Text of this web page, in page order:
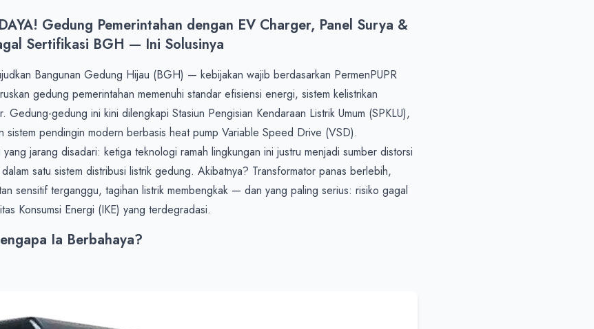
Gedung Pemerintahan dengan EV Charger, Panel Surya &
Sertifikasi BGH — Ini Solusinya
Bangunan Gedung Hijau (BGH) — kebijakan wajib berdasarkan PermenPUPR
gedung pemerintahan memenuhi standar efisiensi energi, sistem kelistrikan
Gedung-gedung ini kini dilengkapi Stasiun Pengisian Kendaraan Listrik Umum (SPKLU),
pendingin modern berbasis heat pump Variable Speed Drive (VSD).
jarang disadari: ketiga teknologi ramah lingkungan ini justru menjadi sumber distorsi
satu sistem distribusi listrik gedung. Akibatnya? Transformator panas berlebih,
sensitif terganggu, tagihan listrik membengkak — dan yang paling serius: risiko gagal
Konsumsi Energi (IKE) yang terdegradasi.
Ia Berbahaya?